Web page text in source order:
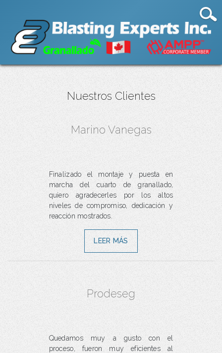
Nuestros Clientes
Marino Vanegas
Finalizado el montaje y puesta en
marcha del cuarto de granallado,
quiero agradecerles por los altos
niveles de compromiso, dedicación y
reacción mostrados.
LEER MÁS
Prodeseg
Quedamos muy a gusto con el
proceso, fueron muy eficientes al